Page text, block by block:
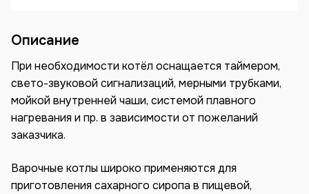
Описание
При необходимости котёл оснащается таймером,
свето-звуковой сигнализаций, мерными трубками,
мойкой внутренней чаши, системой плавного
нагревания и пр. в зависимости от пожеланий
заказчика.
Варочные котлы широко применяются для
приготовления сахарного сиропа в пищевой,